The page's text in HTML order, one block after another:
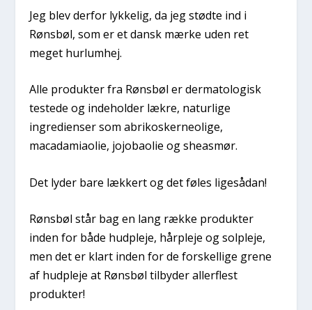
Jeg blev derfor lykkelig, da jeg stødte ind i
Rønsbøl, som er et dansk mærke uden ret
meget hurlumhej.
Alle produkter fra Rønsbøl er dermatologisk
testede og indeholder lækre, naturlige
ingredienser som abrikoskerneolige,
macadamiaolie, jojobaolie og sheasmør.
Det lyder bare lækkert og det føles ligesådan!
Rønsbøl står bag en lang række produkter
inden for både hudpleje, hårpleje og solpleje,
men det er klart inden for de forskellige grene
af hudpleje at Rønsbøl tilbyder allerflest
produkter!